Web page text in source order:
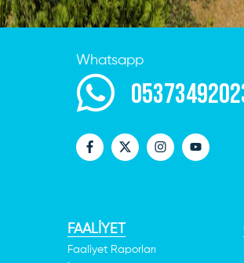
Whatsapp
FAALİYET
Faaliyet Raporları